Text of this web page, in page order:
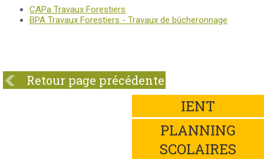
CAPa Travaux Forestiers
BPA Travaux Forestiers - Travaux de bûcheronnage
Retour page précédente
IENT
PLANNING
SCOLAIRES